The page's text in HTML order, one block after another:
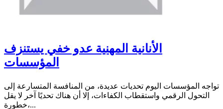
الأنانية المهنية عدو خفي يستنزف
المؤسسات
تواجه المؤسسات اليوم تحديات عديدة، من المنافسة المتسارعة إلى
التحول الرقمي واستقطاب الكفاءات، إلا أن هناك تحديًا آخر لا يقل
خطورة،...